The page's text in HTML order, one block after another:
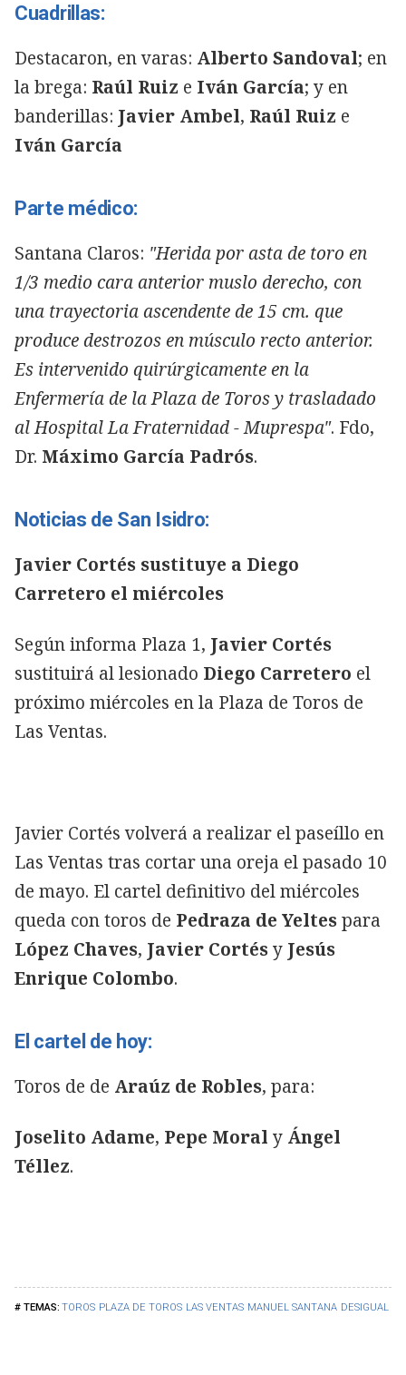
TOROS PLAZA DE TOROS LAS VENTAS MANUEL SANTANA DESIGUAL
Cuadrillas:
Destacaron, en varas: Alberto Sandoval; en
la brega: Raúl Ruiz e Iván García; y en
banderillas: Javier Ambel, Raúl Ruiz e
Iván García
Parte médico:
Santana Claros: "Herida por asta de toro en
1/3 medio cara anterior muslo derecho, con
una trayectoria ascendente de 15 cm. que
produce destrozos en músculo recto anterior.
Es intervenido quirúrgicamente en la
Enfermería de la Plaza de Toros y trasladado
al Hospital La Fraternidad - Muprespa". Fdo,
Dr. Máximo García Padrós.
Noticias de San Isidro:
Javier Cortés sustituye a Diego
Carretero el miércoles
Según informa Plaza 1, Javier Cortés
sustituirá al lesionado Diego Carretero el
próximo miércoles en la Plaza de Toros de
Las Ventas.
Javier Cortés volverá a realizar el paseíllo en
Las Ventas tras cortar una oreja el pasado 10
de mayo. El cartel definitivo del miércoles
queda con toros de Pedraza de Yeltespara
López Chaves, Javier Cortésy Jesús
Enrique Colombo.
El cartel de hoy:
Toros de de Araúz de Robles, para:
Joselito Adame, Pepe Moral y Ángel
Téllez.